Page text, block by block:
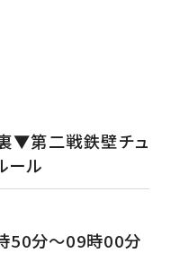
▼第二戦鉄壁チュ
ール
50分～09時00分